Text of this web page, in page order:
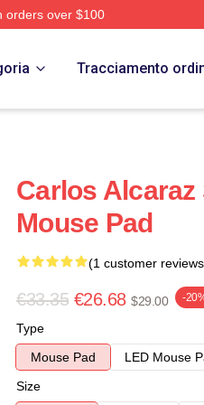
orders over $100
Tracciamento
Carlos
Mouse Pad
(1 customer
€33.35 €26.68 $29.00 -
Type
Mouse Pad
LED Mouse
Size